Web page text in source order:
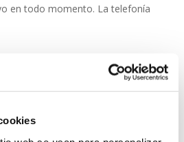
en todo momento. La telefonía
Entradas siguientes »